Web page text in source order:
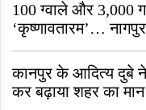
100 ग्वाले और 3,000
‘कृष्णावतारम’…
“ऐसा तो सिर्फ़ कृष्ण
कानपुर के आदित्य दुबे
कर बढ़ाया शहर का मान